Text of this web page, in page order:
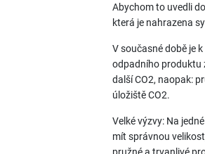
Abychom to uvedli
která je nahrazena
V současné době je
odpadního produktu
další CO2, naopak:
úložiště CO2.
Velké výzvy: Na
mít správnou